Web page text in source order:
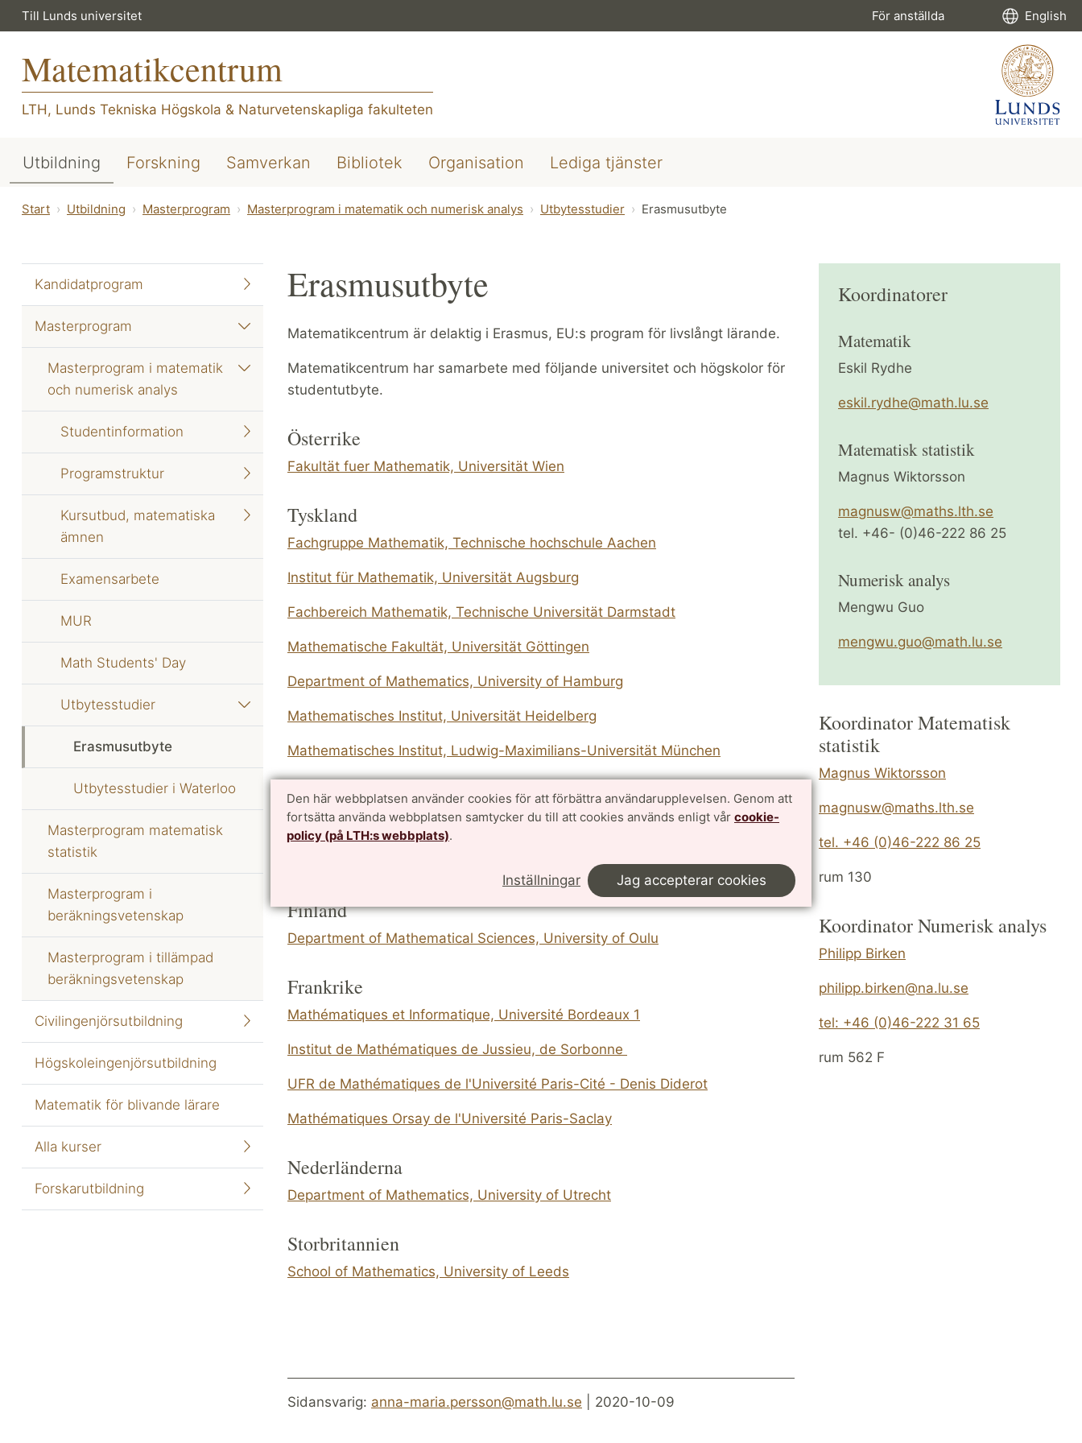
Den här webbplatsen använder cookies för att förbättra användarupplevelsen. Genom att
fortsätta använda webbplatsen samtycker du till att cookies används enligt vår cookie-
policy (på LTH:s webbplats).
Inställningar Jag accepterar cookies
Till Lunds universitet För anställda English
Matematikcentrum
LTH, Lunds Tekniska Högskola & Naturvetenskapliga fakulteten
Utbildning Forskning Samverkan Bibliotek Organisation Lediga tjänster
Start Utbildning Masterprogram Masterprogram i matematik och numerisk analys Utbytesstudier Erasmusutbyte
Kandidatprogram
Masterprogram
Masterprogram i matematik
och numerisk analys
Studentinformation
Programstruktur
Kursutbud, matematiska
ämnen
Examensarbete
MUR
Math Students' Day
Utbytesstudier
Erasmusutbyte
Utbytesstudier i Waterloo
Masterprogram matematisk
statistik
Masterprogram i
beräkningsvetenskap
Masterprogram i tillämpad
beräkningsvetenskap
Civilingenjörsutbildning
Högskoleingenjörsutbildning
Matematik för blivande lärare
Alla kurser
Forskarutbildning
Erasmusutbyte
Matematikcentrum är delaktig i Erasmus, EU:s program för livslångt lärande.
Matematikcentrum har samarbete med följande universitet och högskolor för
studentutbyte.
Österrike
Fakultät fuer Mathematik, Universität Wien
Tyskland
Fachgruppe Mathematik, Technische hochschule Aachen
Institut für Mathematik, Universität Augsburg
Fachbereich Mathematik, Technische Universität Darmstadt
Mathematische Fakultät, Universität Göttingen
Department of Mathematics, University of Hamburg
Mathematisches Institut, Universität Heidelberg
Mathematisches Institut, Ludwig-Maximilians-Universität München
Fachbereich Mathematik, Universität Ulm
Spanien
Facultad de Ciencias Matemáticas, Universidad Complutense de Madrid
Finland
Department of Mathematical Sciences, University of Oulu
Frankrike
Mathématiques et Informatique, Université Bordeaux 1
Institut de Mathématiques de Jussieu, de Sorbonne
UFR de Mathématiques de l'Université Paris-Cité - Denis Diderot
Mathématiques Orsay de l'Université Paris-Saclay
Nederländerna
Department of Mathematics, University of Utrecht
Storbritannien
School of Mathematics, University of Leeds
Koordinatorer
Matematik
Eskil Rydhe
eskil.rydhe@math.lu.se
Matematisk statistik
Magnus Wiktorsson
magnusw@maths.lth.se
tel. +46- (0)46-222 86 25
Numerisk analys
Mengwu Guo
mengwu.guo@math.lu.se
Koordinator Matematisk
statistik
Magnus Wiktorsson
magnusw@maths.lth.se
tel. +46 (0)46-222 86 25
rum 130
Koordinator Numerisk analys
Philipp Birken
philipp.birken@na.lu.se
tel: +46 (0)46-222 31 65
rum 562 F
Sidansvarig: anna-maria.persson@math.lu.se | 2020-10-09